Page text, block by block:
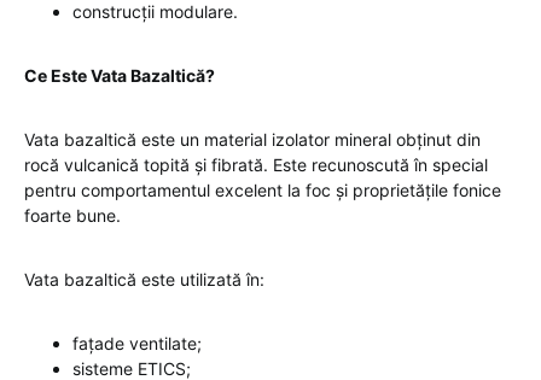
construcții modulare.
Ce Este Vata Bazaltică?
Vata bazaltică este un material izolator mineral obținut din
rocă vulcanică topită și fibrată. Este recunoscută în special
pentru comportamentul excelent la foc și proprietățile fonice
foarte bune.
Vata bazaltică este utilizată în:
fațade ventilate;
sisteme ETICS;